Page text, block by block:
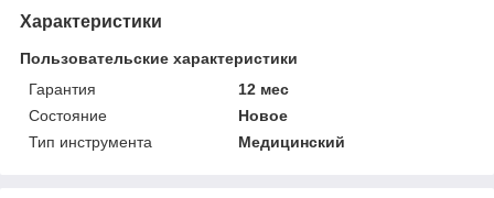
Характеристики
Пользовательские характеристики
Гарантия
12 мес
Состояние
Новое
Тип инструмента
Медицинский